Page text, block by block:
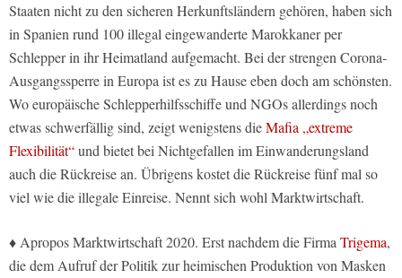
Staaten nicht zu den sicheren Herkunftsländern gehören, haben sich
in Spanien rund 100 illegal eingewanderte Marokkaner per
Schlepper in ihr Heimatland aufgemacht. Bei der strengen Corona-
Ausgangssperre in Europa ist es zu Hause eben doch am schönsten.
Wo europäische Schlepperhilfsschiffe und NGOs allerdings noch
etwas schwerfällig sind, zeigt wenigstens dieMafia „extreme
Flexibilität“und bietet bei Nichtgefallen im Einwanderungsland
auch die Rückreise an. Übrigens kostet die Rückreise fünf mal so
viel wie die illegale Einreise. Nennt sich wohl Marktwirtschaft.
♦ Apropos Marktwirtschaft 2020. Erst nachdem die FirmaTrigema,
die dem Aufruf der Politik zur heimischen Produktion von Masken